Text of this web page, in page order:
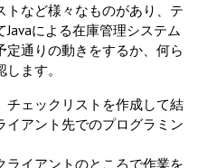
トなど様々なものがあり、テ
による在庫管理システム
通りの動きをするか、何ら
ます。
チェックリストを作成して結
アント先でのプログラミン
ライアントのところで作業を